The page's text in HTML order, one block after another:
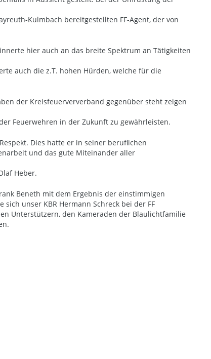
Kulmbach bereitgestellten FF-Agent, der von
hier auch an das breite Spektrum an Tätigkeiten
auch die z.T. hohen Hürden, welche für die
der Kreisfeuerververband gegenüber steht zeigen
Feuerwehren in der Zukunft zu gewährleisten.
Dies hatte er in seiner beruflichen
und das gute Miteinander aller
Heber.
Beneth mit dem Ergebnis der einstimmigen
unser KBR Hermann Schreck bei der FF
Unterstützern, den Kameraden der Blaulichtfamilie